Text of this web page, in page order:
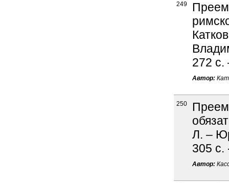
249
272 с.
Автор:
250
Л. –
305 с.
Автор: